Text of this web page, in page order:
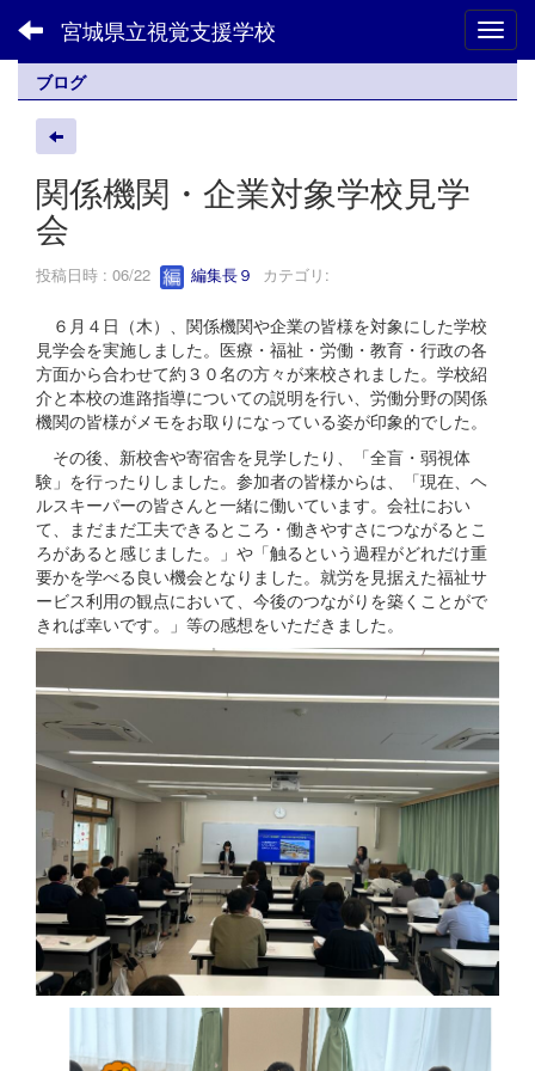
宮城県立視覚支援学校
ブログ
関係機関・企業対象学校見学
会
投稿日時 : 06/22 編集長９ カテゴリ:
６月４日（木）、関係機関や企業の皆様を対象にした学校
見学会を実施しました。医療・福祉・労働・教育・行政の各
方面から合わせて約３０名の方々が来校されました。学校紹
介と本校の進路指導についての説明を行い、労働分野の関係
機関の皆様がメモをお取りになっている姿が印象的でした。
その後、新校舎や寄宿舎を見学したり、「全盲・弱視体
験」を行ったりしました。参加者の皆様からは、「現在、ヘ
ルスキーパーの皆さんと一緒に働いています。会社におい
て、まだまだ工夫できるところ・働きやすさにつながるとこ
ろがあると感じました。」や「触るという過程がどれだけ重
要かを学べる良い機会となりました。就労を見据えた福祉サ
ービス利用の観点において、今後のつながりを築くことがで
きれば幸いです。」等の感想をいただきました。